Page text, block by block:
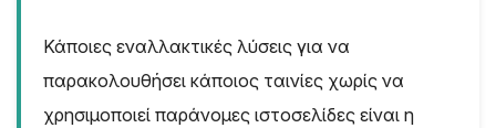
Κάποιες εναλλακτικές λύσεις για να
παρακολουθήσει κάποιος ταινίες χωρίς να
χρησιμοποιεί παράνομες ιστοσελίδες είναι η